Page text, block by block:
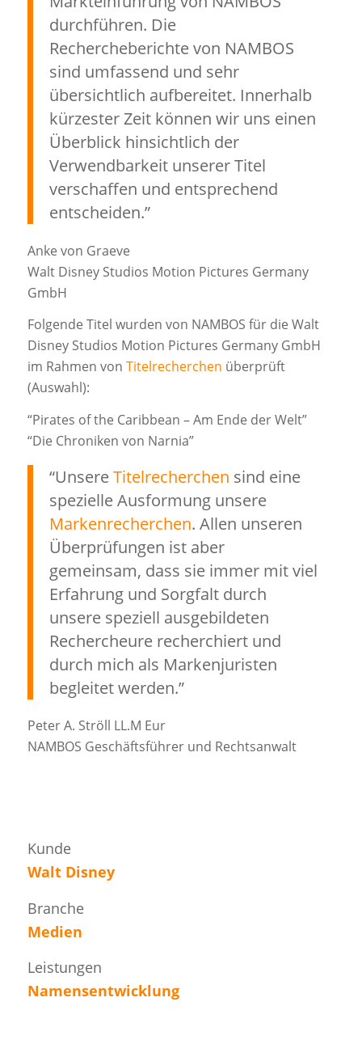
durchführen. Die
Rechercheberichte von NAMBOS
sind umfassend und sehr
übersichtlich aufbereitet. Innerhalb
kürzester Zeit können wir uns einen
Überblick hinsichtlich der
Verwendbarkeit unserer Titel
verschaffen und entsprechend
entscheiden.”
Anke von Graeve
Walt Disney Studios Motion Pictures Germany
GmbH
Folgende Titel wurden von NAMBOS für die Walt
Disney Studios Motion Pictures Germany GmbH
im Rahmen von Titelrecherchen überprüft
(Auswahl):
“Pirates of the Caribbean – Am Ende der Welt”
“Die Chroniken von Narnia”
“UnsereTitelrecherchen sind eine
spezielle Ausformung unsere
Markenrecherchen. Allen unseren
Überprüfungen ist aber
gemeinsam, dass sie immer mit viel
Erfahrung und Sorgfalt durch
unsere speziell ausgebildeten
Rechercheure recherchiert und
durch mich als Markenjuristen
begleitet werden.”
Peter A. Ströll LL.M Eur
NAMBOS Geschäftsführer und Rechtsanwalt
Kunde
Walt Disney
Branche
Medien
Leistungen
Namensentwicklung